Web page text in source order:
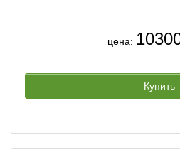
цена:
Купить